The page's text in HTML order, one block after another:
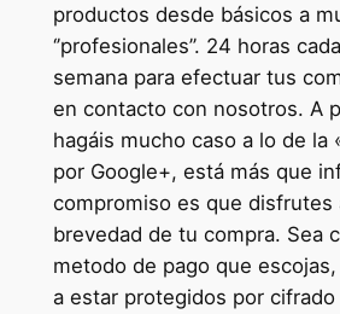
productos desde básicos a
‘’profesionales’’. 24 horas
semana para efectuar tus
en contacto con nosotros. A
hagáis mucho caso a lo de la
por Google+, está más que
compromiso es que disfrutes
brevedad de tu compra. Sea
metodo de pago que
a estar protegidos por cifrado